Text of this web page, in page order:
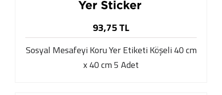
93,75 TL
Sosyal Mesafeyi Koru Yer Etiketi Köşeli 40 cm
x 40 cm 5 Adet